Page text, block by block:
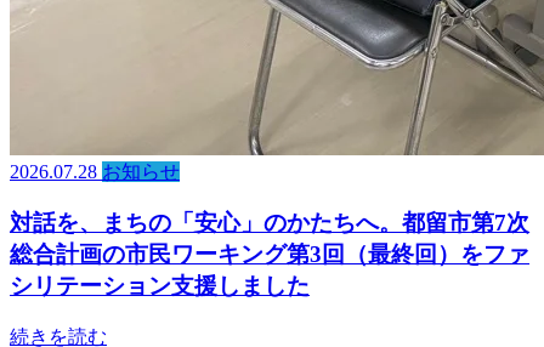
2026.07.28 お知らせ
対話を、まちの「安心」のかたちへ。都留市第7次
総合計画の市民ワーキング第3回（最終回）をファ
シリテーション支援しました
続きを読む